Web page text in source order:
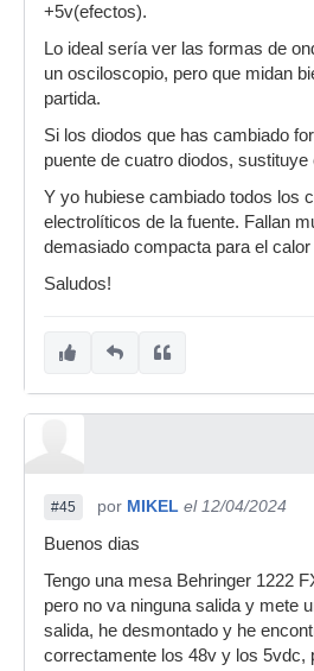
+5v(efectos).
Lo ideal sería ver las formas de
un osciloscopio, pero que midan
partida.
Si los diodos que has cambiado
puente de cuatro diodos, sustituye
Y yo hubiese cambiado todos los
electrolíticos de la fuente. Fallan
demasiado compacta para el calor
Saludos!
#45 por MIKEL el 12/04/2024
Buenos dias
Tengo una mesa Behringer 1222
pero no va ninguna salida y mete
salida, he desmontado y he
correctamente los 48v y los 5vdc,